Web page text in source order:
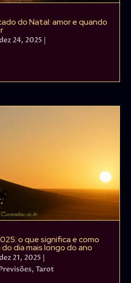
do Natal: amor e quando
24, 2025
o que significa e como
dia mais longo do ano
21, 2025 |
,Tarot